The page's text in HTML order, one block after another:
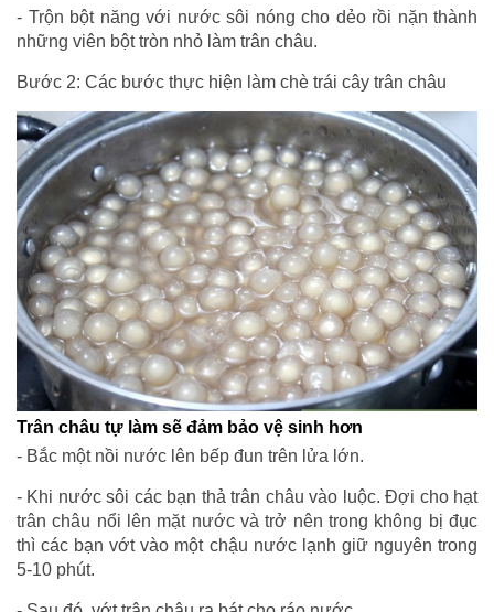
- Trộn bột năng với nước sôi nóng cho dẻo rồi nặn thành
những viên bột tròn nhỏ làm trân châu.
Bước 2: Các bước thực hiện làm chè trái cây trân châu
Trân châu tự làm sẽ đảm bảo vệ sinh hơn
- Bắc một nồi nước lên bếp đun trên lửa lớn.
- Khi nước sôi các bạn thả trân châu vào luộc. Đợi cho hạt
trân châu nổi lên mặt nước và trở nên trong không bị đục
thì các bạn vớt vào một chậu nước lạnh giữ nguyên trong
5-10 phút.